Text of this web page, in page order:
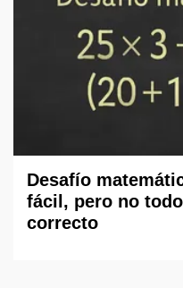
Desafío
fácil, pero no
correcto